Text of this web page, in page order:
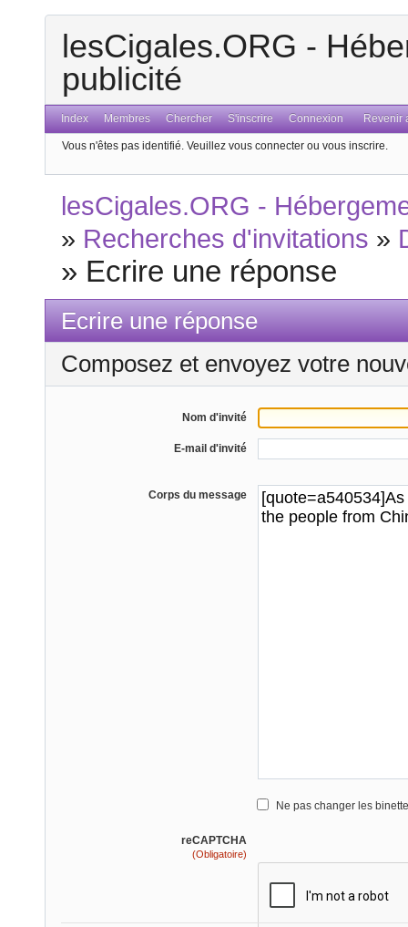
lesCigales.ORG -
publicité
Index Membres Chercher S'inscrire Connexion Revenir
Vous n'êtes pas identifié. Veuillez vous connecter ou vous inscrire.
lesCigales.ORG -
» Recherches d'invitations »
» Ecrire une réponse
Ecrire une réponse
Composez et envoyez votre
Nom d'invité
E-mail d'invité
Corps du message
Ne pas changer les
reCAPTCHA
(Obligatoire)